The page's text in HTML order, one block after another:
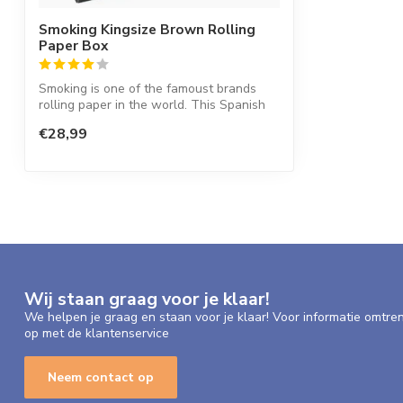
Hugo
Posted on 10 April 2024 at 21:14
snelle en betrouwbare levering al jaren dus zeker 5 sterren
Posted on 29 November 2020 at 02:22
Posted on 19 September 2020 at 13:04
extra vloei en of tip om te proberen. Of een aantal aanstekers
dus tevreden.
R.C. V.
Smoking Kingsize Brown Rolling
Paper Box
Smoking is one of the famoust brands
rolling paper in the world. This Spanish
€28,99
Wij staan graag voor je klaar!
We helpen je graag en staan voor je klaar! Voor informatie
op met de klantenservice
Neem contact op